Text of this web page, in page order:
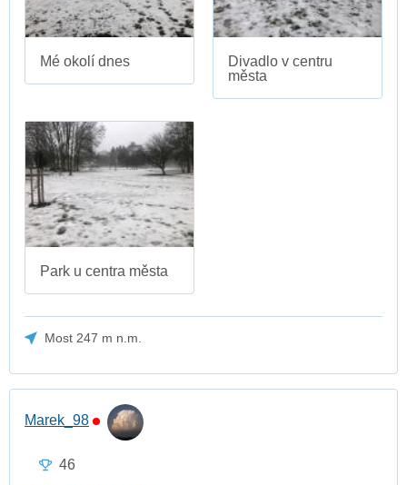
Mé okolí dnes
Divadlo v centru
města
Park u centra města
Most 247 m n.m.
Marek_98
46